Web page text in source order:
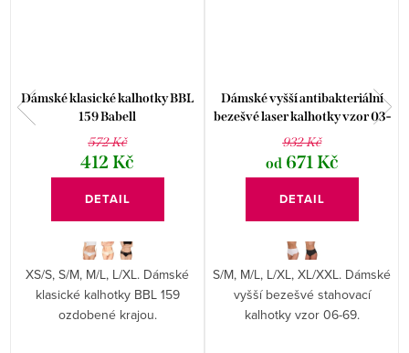
Dámské klasické kalhotky BBL
159 Babell
572 Kč
412 Kč
DETAIL
XS/S, S/M, M/L, L/XL. Dámské
klasické kalhotky BBL 159
ozdobené krajou.
Dámské vyšší antibakteriální
bezešvé laser kalhotky vzor 03-
69 Hanna Style
932 Kč
od 671 Kč
DETAIL
S/M, M/L, L/XL, XL/XXL. Dámské
vyšší bezešvé stahovací
kalhotky vzor 06-69.